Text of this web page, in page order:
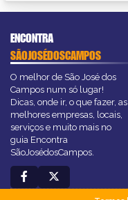
ENCONTRA
SÃOJOSÉDOSCAMPOS
O melhor de São José dos
Campos num só lugar!
Dicas, onde ir, o que fazer, as
melhores empresas, locais,
serviços e muito mais no
guia Encontra
SãoJosédosCampos.